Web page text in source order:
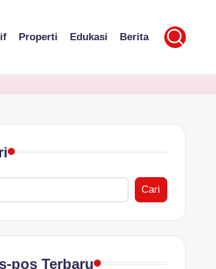
Properti Edukasi Berita
Cari
pos Terbaru